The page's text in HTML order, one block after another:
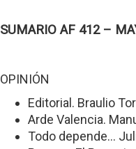
SUMARIO AF 412 –
OPINIÓN
Editorial. Braulio
Arde Valencia.
Todo depende...